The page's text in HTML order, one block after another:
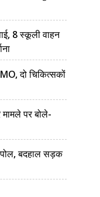
8 स्कूली वाहन
दो चिकित्सकों
मामले पर बोले-
पोल, बदहाल सड़क